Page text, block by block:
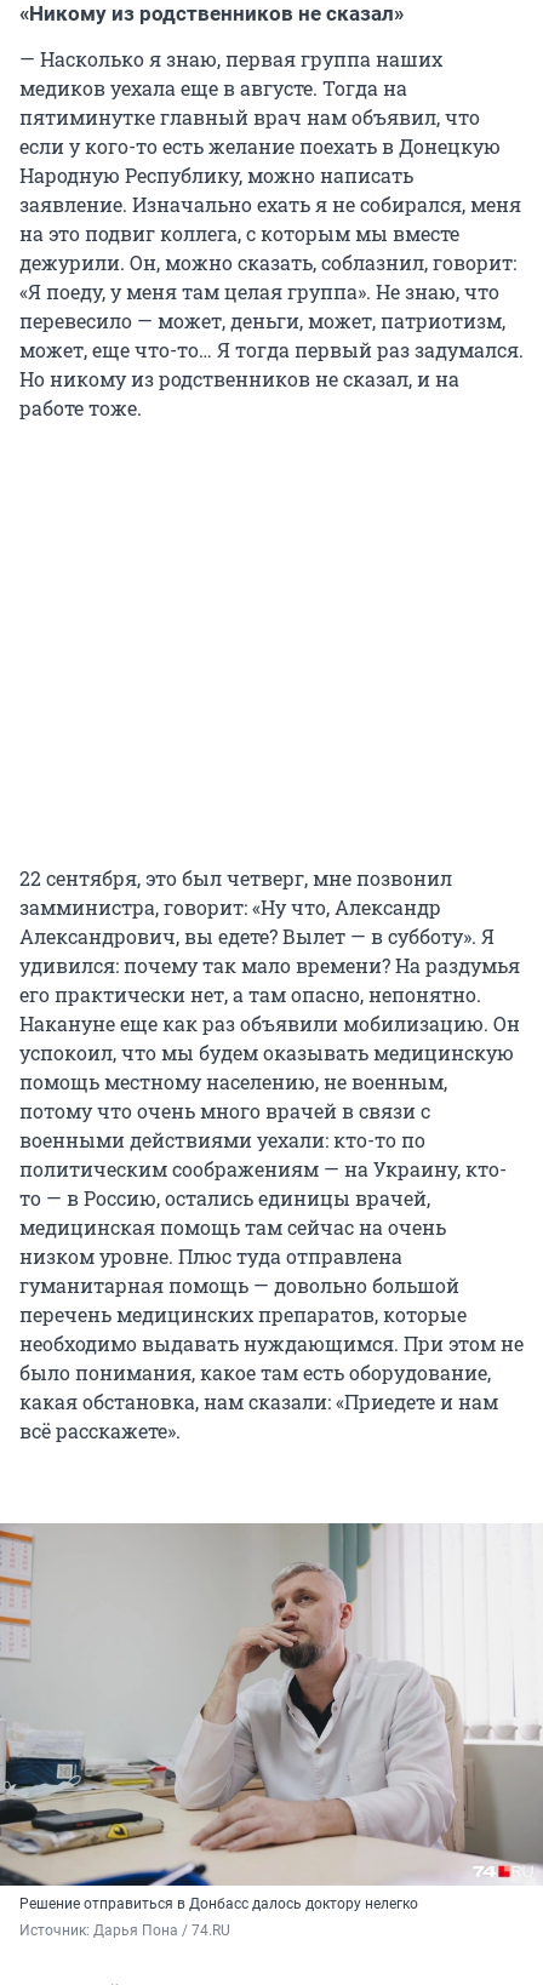
«Никому из родственников не сказал»
— Насколько я знаю, первая группа наших
медиков уехала еще в августе. Тогда на
пятиминутке главный врач нам объявил, что
если у кого-то есть желание поехать в Донецкую
Народную Республику, можно написать
заявление. Изначально ехать я не собирался, меня
на это подвиг коллега, с которым мы вместе
дежурили. Он, можно сказать, соблазнил, говорит:
«Я поеду, у меня там целая группа». Не знаю, что
перевесило — может, деньги, может, патриотизм,
может, еще что-то… Я тогда первый раз задумался.
Но никому из родственников не сказал, и на
работе тоже.
22 сентября, это был четверг, мне позвонил
замминистра, говорит: «Ну что, Александр
Александрович, вы едете? Вылет — в субботу». Я
удивился: почему так мало времени? На раздумья
его практически нет, а там опасно, непонятно.
Накануне еще как раз объявили мобилизацию. Он
успокоил, что мы будем оказывать медицинскую
помощь местному населению, не военным,
потому что очень много врачей в связи с
военными действиями уехали: кто-то по
политическим соображениям — на Украину, кто-
то — в Россию, остались единицы врачей,
медицинская помощь там сейчас на очень
низком уровне. Плюс туда отправлена
гуманитарная помощь — довольно большой
перечень медицинских препаратов, которые
необходимо выдавать нуждающимся. При этом не
было понимания, какое там есть оборудование,
какая обстановка, нам сказали: «Приедете и нам
всё расскажете».
Решение отправиться в Донбасс далось доктору нелегко
Источник: Дарья Пона / 74.RU